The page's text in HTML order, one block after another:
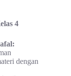
4
dengan